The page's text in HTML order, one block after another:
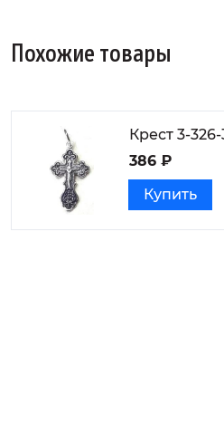
Похожие товары
386 ₽
Купить